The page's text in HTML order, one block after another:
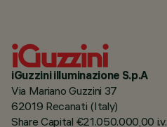
iGuzzini illuminazione S.p.A
Via Mariano Guzzini 37
62019 Recanati (Italy)
Share Capital €21.050.000,00 i.v.